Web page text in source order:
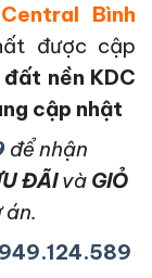
Bình
được cập
đất nền KDC
cập nhật
để nhận
ĐÃIvàGIỎ